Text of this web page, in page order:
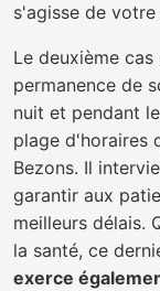
s'agisse de
Le deuxième
permanence de
nuit et pendant
plage d'horaires
Bezons. Il
garantir aux
meilleurs délais.
la santé, ce
exerce